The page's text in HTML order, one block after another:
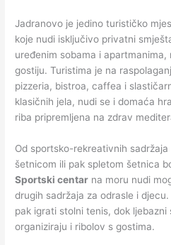
Jadranovo je jedino turističko
koje nudi isključivo privatni
uređenim sobama i
gostiju. Turistima je na
pizzeria, bistroa, caffea i
klasičnih jela, nudi se i domaća
riba pripremljena na zdrav
Od sportsko-rekreativnih
šetnicom ili pak spletom šetnica
Sportski centar na moru nudi
drugih sadržaja za odrasle i
pak igrati stolni tenis, dok
organiziraju i ribolov s gostima.